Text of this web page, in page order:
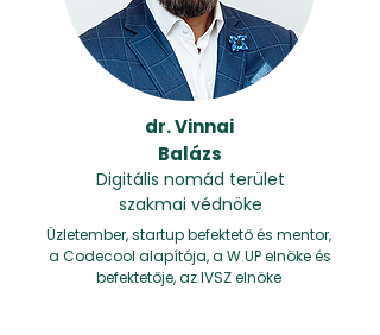
dr. Vinnai
Balázs
Digitális nomád terület
szakmai védnöke
Üzletember, startup befektető és mentor,
a Codecool alapítója, a W.UP elnöke és
befektetője, az IVSZ elnöke